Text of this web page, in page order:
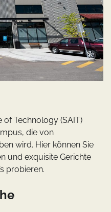
of Technology (SAIT)
die von
wird. Hier können Sie
und exquisite Gerichte
probieren.